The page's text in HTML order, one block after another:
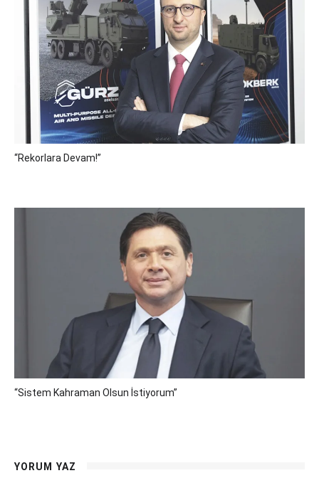
“Rekorlara Devam!”
“Sistem Kahraman Olsun İstiyorum”
YORUM YAZ